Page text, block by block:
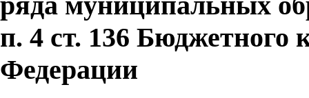
п. 4 ст. 136 Бюджетного
Федерации